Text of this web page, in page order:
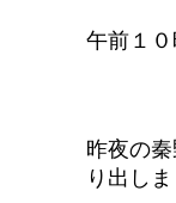
午前１０
昨夜の
り出しま